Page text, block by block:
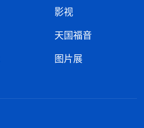
影视
天国福音
图片展